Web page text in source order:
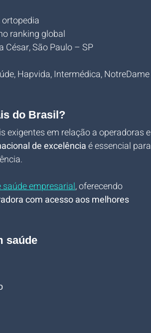
ranking global
César, São Paulo – SP
Hapvida, Intermédica, NotreDame
do Brasil?
em relação a operadoras e
de excelência é essencial para
saúde empresarial, oferecendo
com acesso aos melhores
saúde